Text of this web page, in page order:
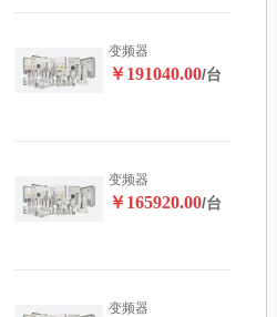
变频器
￥191040.00/台
变频器
￥165920.00/台
变频器